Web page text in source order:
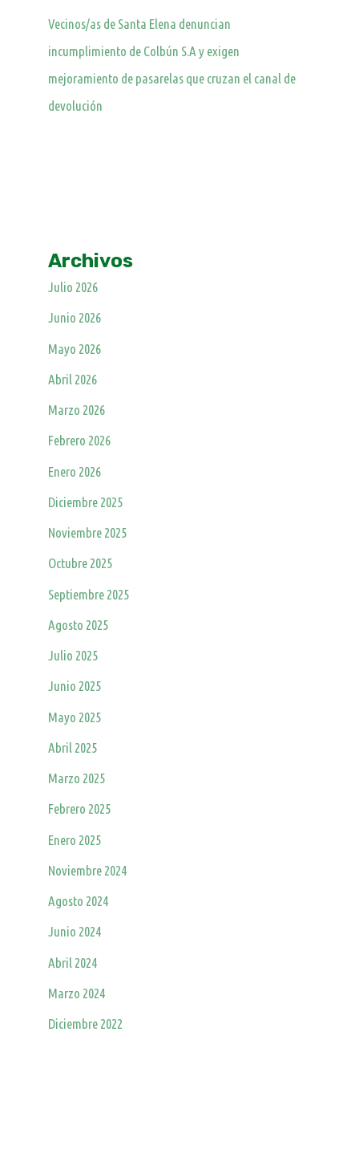
Vecinos/as de Santa Elena denuncian
incumplimiento de Colbún S.A y exigen
mejoramiento de pasarelas que cruzan el canal de
devolución
Archivos
Julio 2026
Junio 2026
Mayo 2026
Abril 2026
Marzo 2026
Febrero 2026
Enero 2026
Diciembre 2025
Noviembre 2025
Octubre 2025
Septiembre 2025
Agosto 2025
Julio 2025
Junio 2025
Mayo 2025
Abril 2025
Marzo 2025
Febrero 2025
Enero 2025
Noviembre 2024
Agosto 2024
Junio 2024
Abril 2024
Marzo 2024
Diciembre 2022